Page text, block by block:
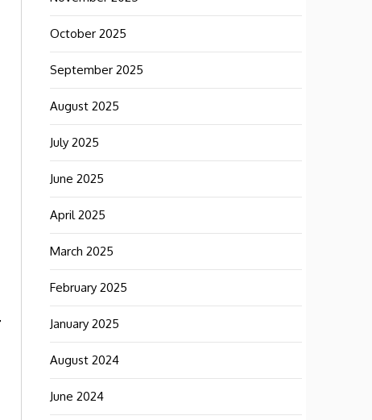
October 2025
September 2025
August 2025
July 2025
June 2025
April 2025
March 2025
February 2025
January 2025
August 2024
June 2024